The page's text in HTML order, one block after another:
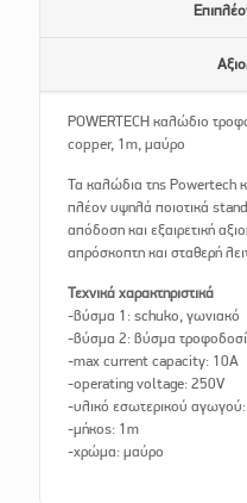
POWERTECH καλώδιο
copper, 1m, μαύρο
Τα καλώδια της Powertech
πλέον υψηλά ποιοτικά
απόδοση και εξαιρετική
απρόσκοπτη και σταθερή
Τεχνικά χαρακτηριστικά
-βύσμα 1: schuko, γωνιακό
-βύσμα 2: βύσμα
-max current capacity: 10A
-operating voltage: 250V
-υλικό εσωτερικού
-μήκος: 1m
-χρώμα: μαύρο